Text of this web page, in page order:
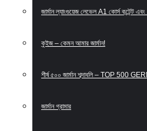
জার্মান ল্যাংগুয়েজ লেভেল A1 কোর্স কন্টেন্ট
কুইজ – কেমন আমার জার্মান!
শীর্ষ ৫০০ জার্মান শব্দাবলি – TOP 500
জার্মান গ্রামার